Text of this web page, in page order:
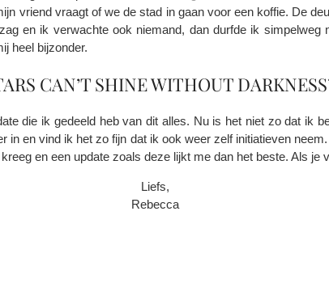
vriend vraagt of we de stad in gaan voor een koffie. De
en ik verwachte ook niemand, dan durfde ik
heel bijzonder.
CAN’T SHINE WITHOUT
die ik gedeeld heb van dit alles. Nu is het niet zo dat ik
in en vind ik het zo fijn dat ik ook weer zelf initiatieven
en een update zoals deze lijkt me dan het beste. Als je
Liefs,
Rebecca